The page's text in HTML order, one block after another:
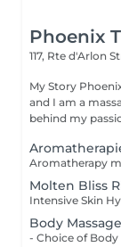
Phoenix
117, Rte d'Arlon
My Story
and I am a
behind my
Molten Bliss
Body